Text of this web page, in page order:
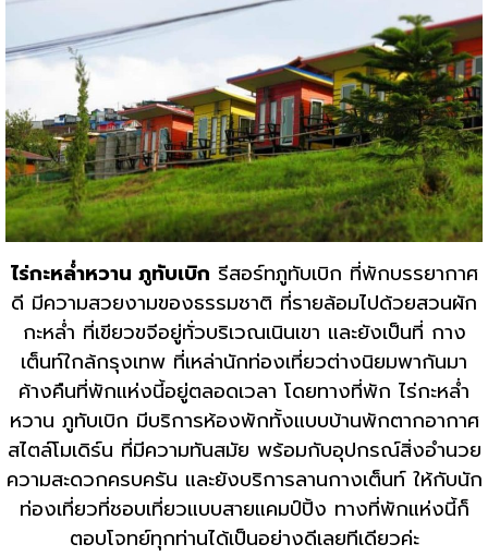
ไร่กะหล่ำหวาน ภูทับเบิก รีสอร์ทภูทับเบิก ที่พักบรรยากาศ
ดี มีความสวยงามของธรรมชาติ ที่รายล้อมไปด้วยสวนผัก
กะหล่ำ ที่เขียวขจีอยู่ทั่วบริเวณเนินเขา และยังเป็นที่ กาง
เต็นท์ใกล้กรุงเทพ ที่เหล่านักท่องเที่ยวต่างนิยมพากันมา
ค้างคืนที่พักแห่งนี้อยู่ตลอดเวลา โดยทางที่พัก ไร่กะหล่ำ
หวาน ภูทับเบิก มีบริการห้องพักทั้งแบบบ้านพักตากอากาศ
สไตล์โมเดิร์น ที่มีความทันสมัย พร้อมกับอุปกรณ์สิ่งอำนวย
ความสะดวกครบครัน และยังบริการลานกางเต็นท์ ให้กับนัก
ท่องเที่ยวที่ชอบเที่ยวแบบสายแคมป์ปิ้ง ทางที่พักแห่งนี้ก็
ตอบโจทย์ทุกท่านได้เป็นอย่างดีเลยทีเดียวค่ะ